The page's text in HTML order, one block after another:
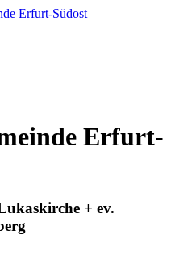
Erfurt-
+ ev.